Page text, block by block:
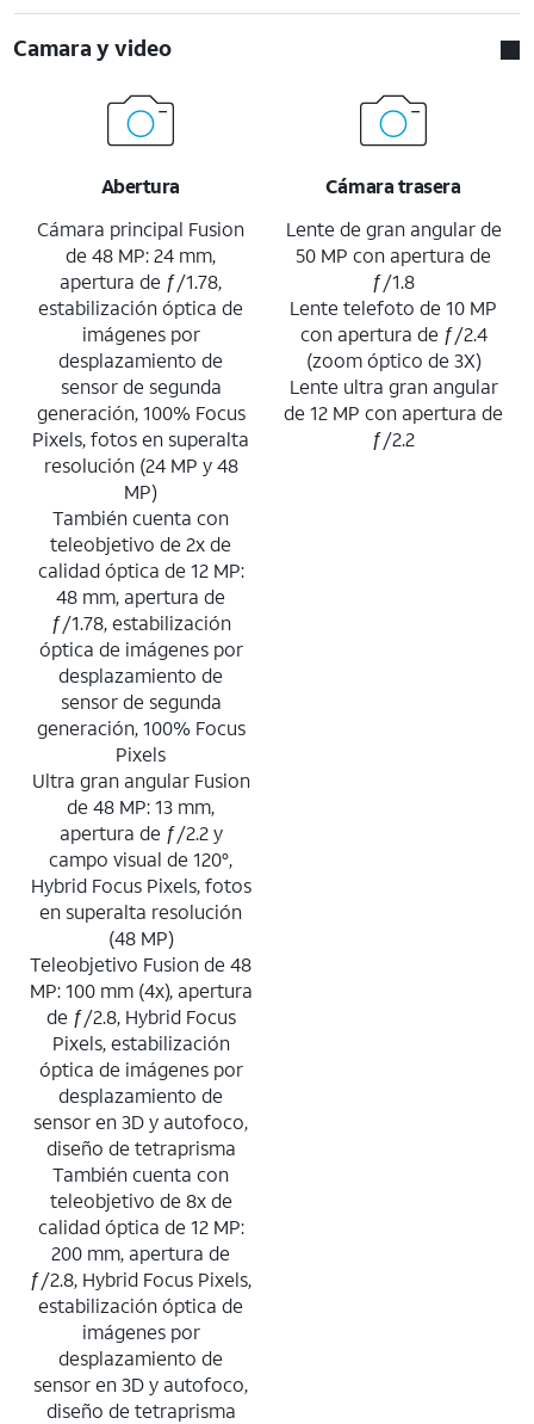
Camara y video
Abertura
Cámara principal Fusion
de 48 MP: 24 mm,
apertura de ƒ/1.78,
estabilización óptica de
imágenes por
desplazamiento de
sensor de segunda
generación, 100% Focus
Pixels, fotos en superalta
resolución (24 MP y 48
MP)
También cuenta con
teleobjetivo de 2x de
calidad óptica de 12 MP:
48 mm, apertura de
ƒ/1.78, estabilización
óptica de imágenes por
desplazamiento de
sensor de segunda
generación, 100% Focus
Pixels
Ultra gran angular Fusion
de 48 MP: 13 mm,
apertura de ƒ/2.2 y
campo visual de 120°,
Hybrid Focus Pixels, fotos
en superalta resolución
(48 MP)
Teleobjetivo Fusion de 48
MP: 100 mm (4x), apertura
de ƒ/2.8, Hybrid Focus
Pixels, estabilización
óptica de imágenes por
desplazamiento de
sensor en 3D y autofoco,
diseño de tetraprisma
También cuenta con
teleobjetivo de 8x de
calidad óptica de 12 MP:
200 mm, apertura de
ƒ/2.8, Hybrid Focus Pixels,
estabilización óptica de
imágenes por
desplazamiento de
sensor en 3D y autofoco,
diseño de tetraprisma
Cámara trasera
Lente de gran angular de
50 MP con apertura de
ƒ/1.8
Lente telefoto de 10 MP
con apertura de ƒ/2.4
(zoom óptico de 3X)
Lente ultra gran angular
de 12 MP con apertura de
ƒ/2.2